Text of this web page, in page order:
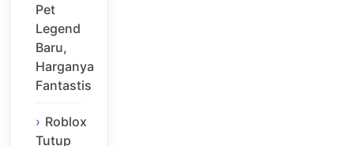
Pet
Legend
Baru,
Harganya
Fantastis
Roblox
Tutup